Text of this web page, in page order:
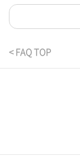
< FAQ TOP